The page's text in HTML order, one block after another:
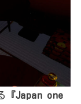
『Japan one